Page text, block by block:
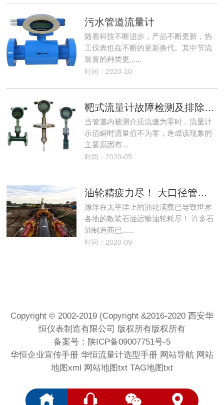
污水管道流量计
随着科技不断进步，产品不断更新，热
工仪表也在不断的更新换代。其中节流
装置的种类更......
时间：2020-10
靶式流量计故障检测及排除方法
当管道内被测介质流速为零时，流量计
示值瞬时流量值不为零，造成该现象的
主要原因有...
时间：2020-09
油轮精疲力尽！ 大口径管道可用作储油设施
漂浮在太平洋上的油轮满载已导致世界
各地的散装石油运输油轮耗尽！ 许多石
油制造商已......
时间：2020-09
Copyright © 2002-2019 {Copyright &2016-2020 西安华
恒仪表制造有限公司 版权所有版权所有
备案号： 陕ICP备09007751号-5
华恒企业宣传手册 华恒流量计选型手册 网站导航 网站
地图xml 网站地图txt TAG地图txt